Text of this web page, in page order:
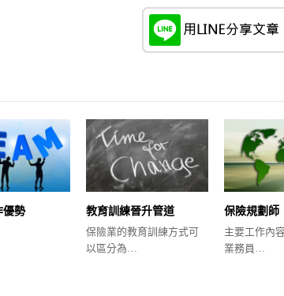
優勢
教育訓練晉升管道
保險業的教育訓練方式可
以區分為…
保險規劃師
主要工作內
業務員…